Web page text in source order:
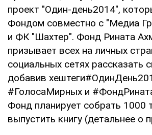
проект "Один-день2014",
Фондом совместно с "Медиа
и ФК "Шахтер". Фонд Рината
призывает всех на личных
социальных сетях рассказать
добавив
#ГолосаМирных и
Фонд планирует собрать 1000
выпустить книгу (детальнее о